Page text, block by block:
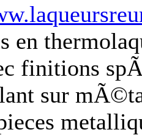
en
finitions
sur